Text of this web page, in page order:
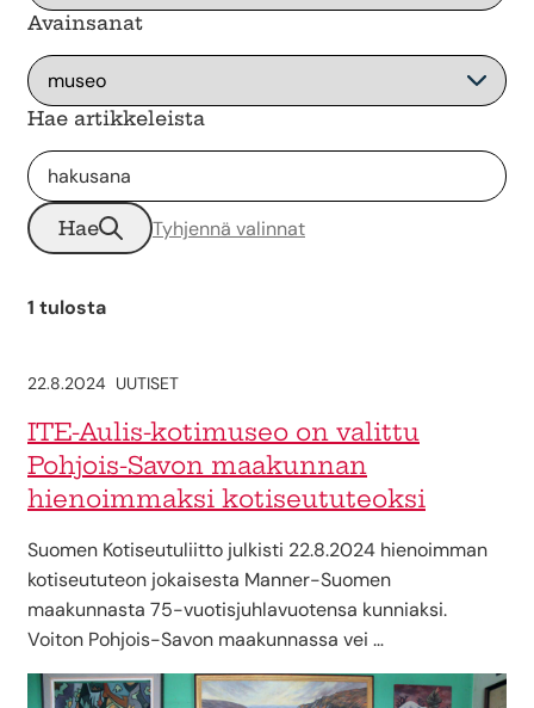
Avainsanat
Hae artikkeleista
Hae Tyhjennä valinnat
1 tulosta
22.8.2024 UUTISET
ITE-Aulis-kotimuseo on valittu
Pohjois-Savon maakunnan
hienoimmaksi kotiseututeoksi
Suomen Kotiseutuliitto julkisti 22.8.2024 hienoimman
kotiseututeon jokaisesta Manner-Suomen
maakunnasta 75-vuotisjuhlavuotensa kunniaksi.
Voiton Pohjois-Savon maakunnassa vei …